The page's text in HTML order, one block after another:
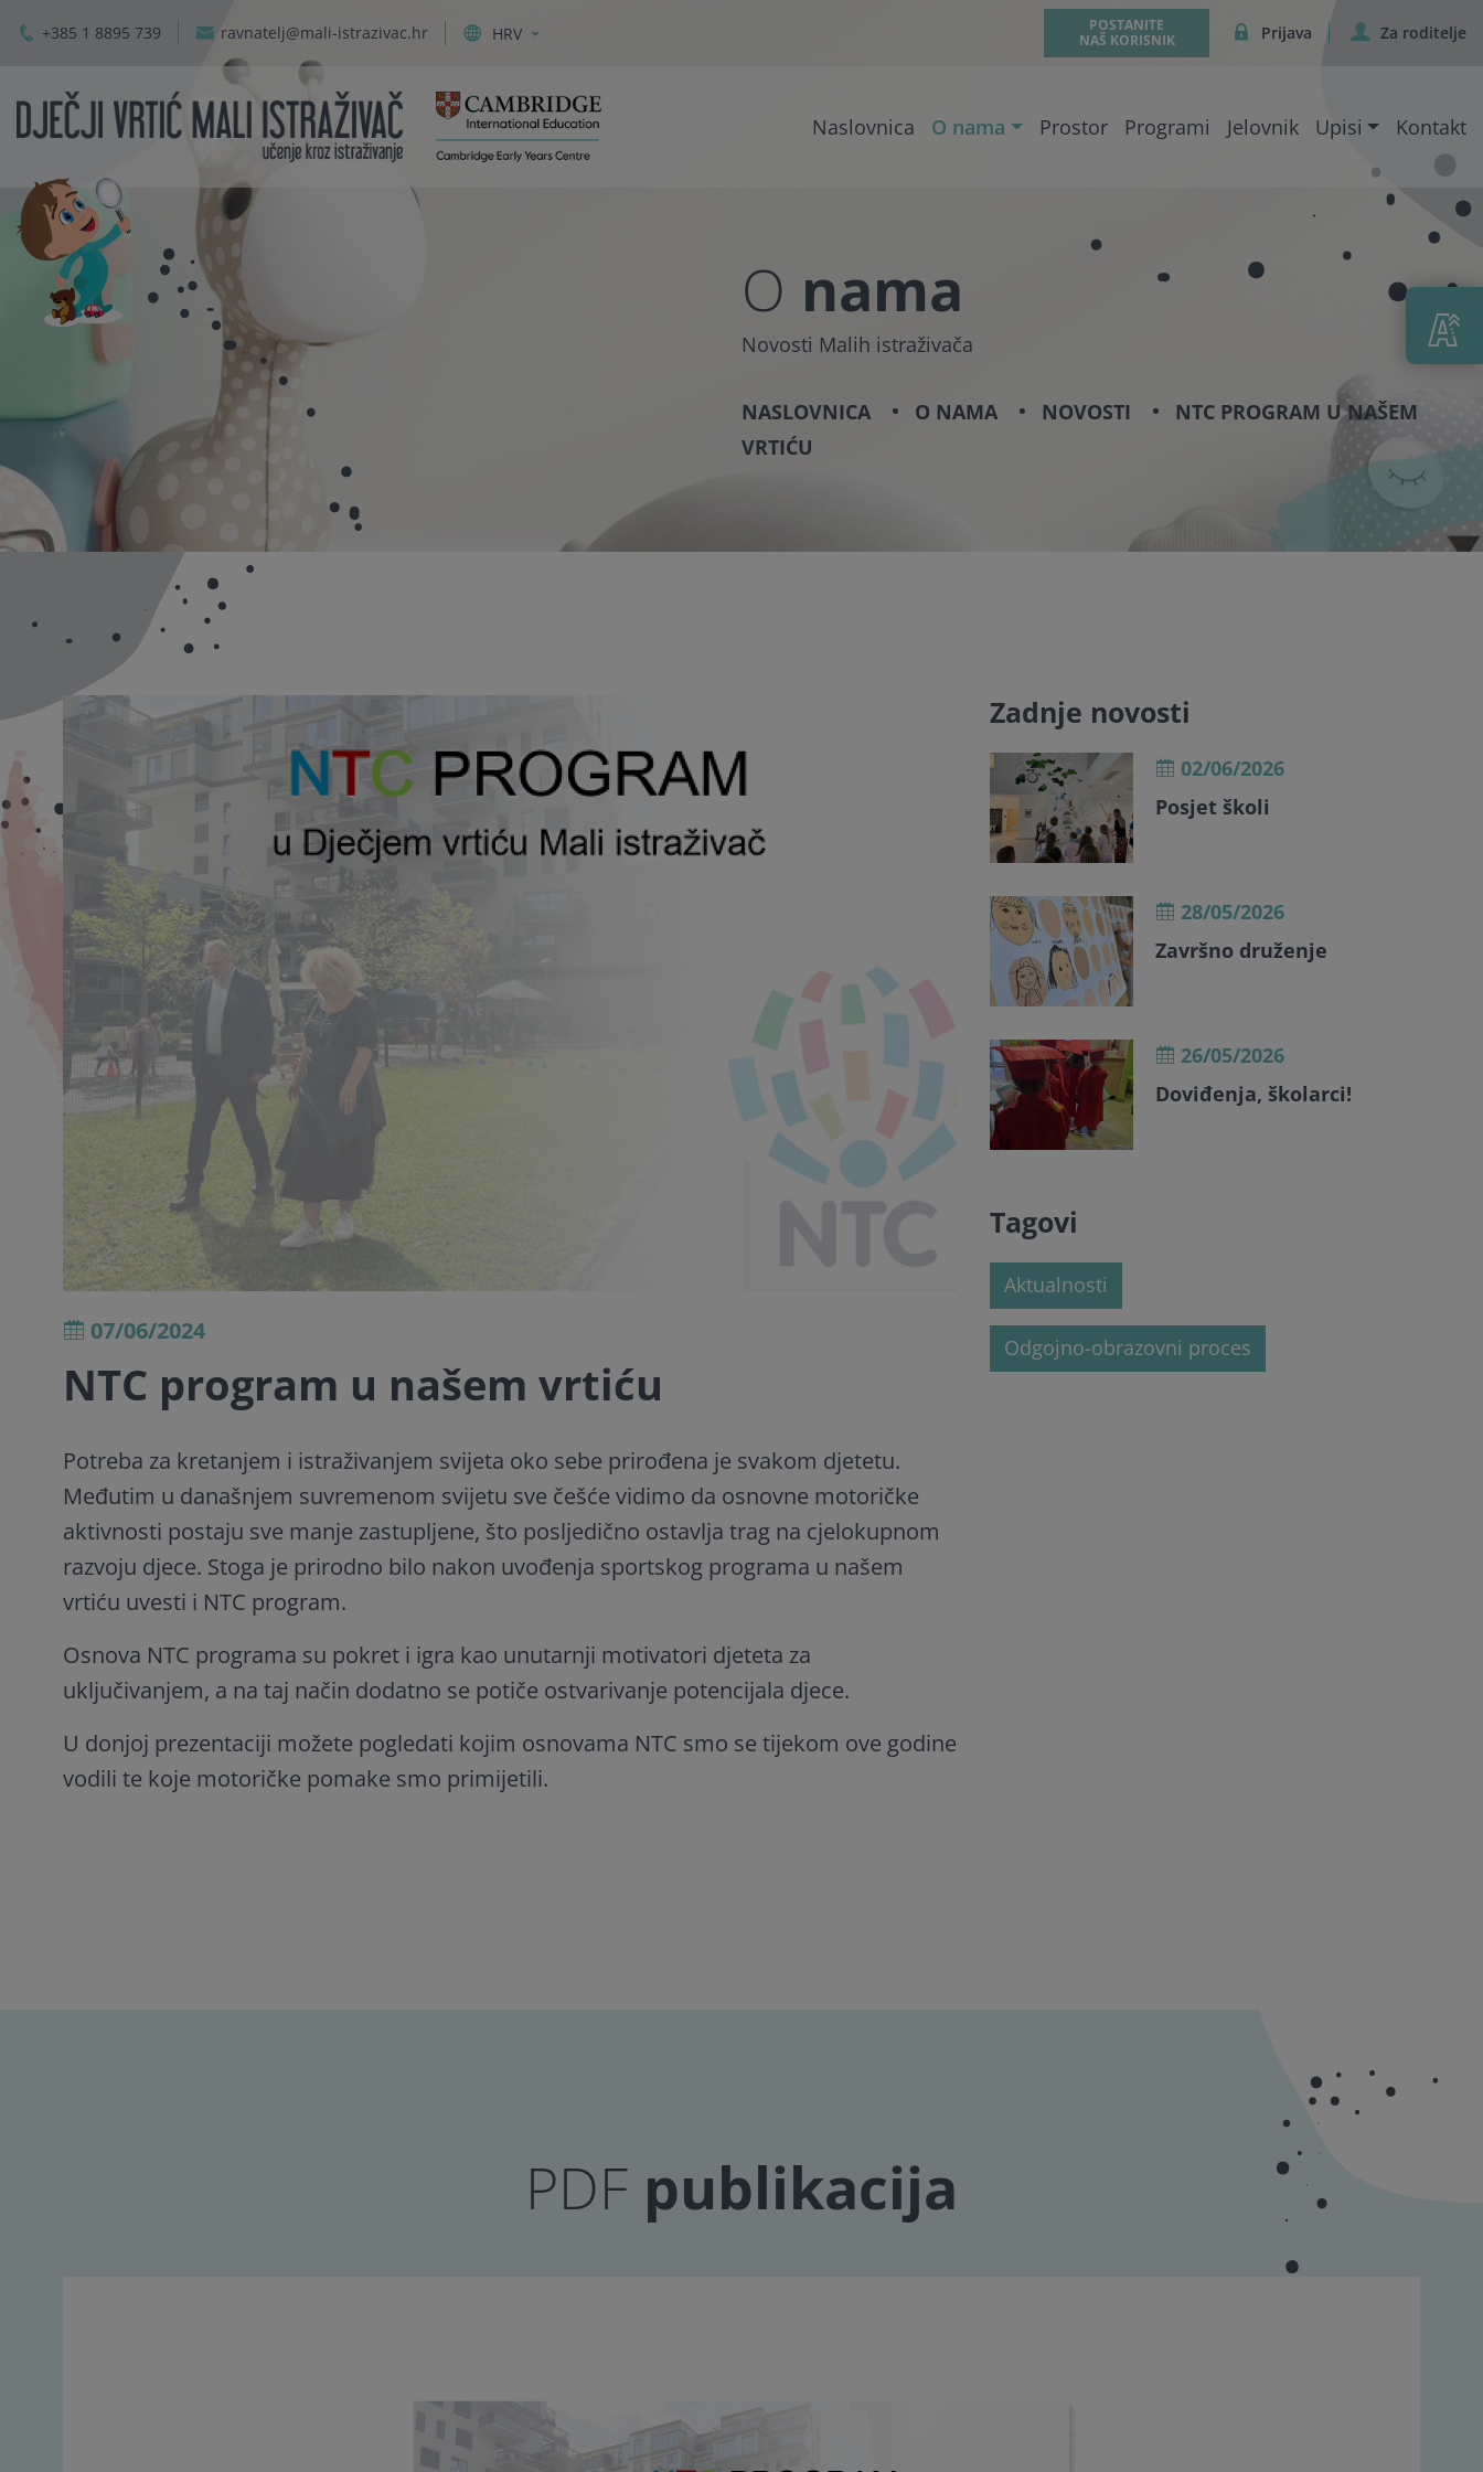
+385 1 8895 739 ravnatelj@mali-istrazivac.hr HRV
POSTANITE
NAŠ KORISNIK
Prijava Za roditelje
Naslovnica O nama Prostor Programi Jelovnik Upisi Kontakt
O nama
Novosti Malih istraživača
NASLOVNICA O NAMA NOVOSTI
NTC PROGRAM U NAŠEM
VRTIĆU
07/06/2024
NTC program u našem vrtiću
Potreba za kretanjem i istraživanjem svijeta oko sebe prirođena je svakom djetetu.
Međutim u današnjem suvremenom svijetu sve češće vidimo da osnovne motoričke
aktivnosti postaju sve manje zastupljene, što posljedično ostavlja trag na cjelokupnom
razvoju djece. Stoga je prirodno bilo nakon uvođenja sportskog programa u našem
vrtiću uvesti i NTC program.
Osnova NTC programa su pokret i igra kao unutarnji motivatori djeteta za
uključivanjem, a na taj način dodatno se potiče ostvarivanje potencijala djece.
U donjoj prezentaciji možete pogledati kojim osnovama NTC smo se tijekom ove godine
vodili te koje motoričke pomake smo primijetili.
Zadnje novosti
02/06/2026
Posjet školi
28/05/2026
Završno druženje
26/05/2026
Doviđenja, školarci!
Tagovi
Aktualnosti
Odgojno-obrazovni proces
PDF publikacija